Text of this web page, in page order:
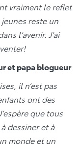
vraiment le reflet
reste un
l’avenir. J’ai
et papa blogueur
il n’est pas
ont des
que tous
dessiner et à
monde et un